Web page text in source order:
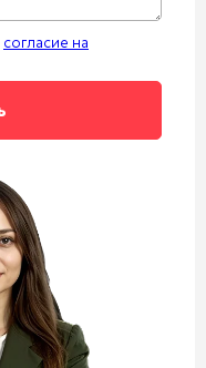
согласие на